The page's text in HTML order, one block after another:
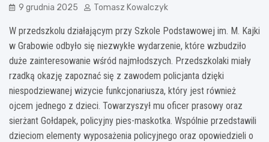
9 grudnia 2025 Tomasz Kowalczyk
W przedszkolu działającym przy Szkole Podstawowej im. M. Kajki
w Grabowie odbyło się niezwykłe wydarzenie, które wzbudziło
duże zainteresowanie wśród najmłodszych. Przedszkolaki miały
rzadką okazję zapoznać się z zawodem policjanta dzięki
niespodziewanej wizycie funkcjonariusza, który jest również
ojcem jednego z dzieci. Towarzyszył mu oficer prasowy oraz
sierżant Gołdapek, policyjny pies-maskotka. Wspólnie przedstawili
dzieciom elementy wyposażenia policyjnego oraz opowiedzieli o